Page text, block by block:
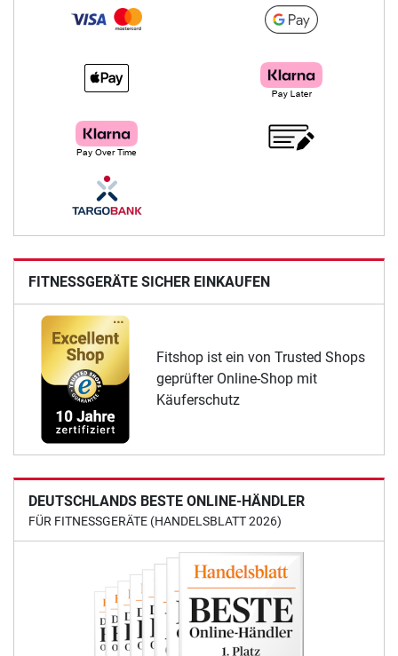
FITNESSGERÄTE SICHER EINKAUFEN
Fitshop ist ein von Trusted Shops
geprüfter Online-Shop mit
Käuferschutz
DEUTSCHLANDS BESTE ONLINE-HÄNDLER
FÜR FITNESSGERÄTE (HANDELSBLATT 2026)